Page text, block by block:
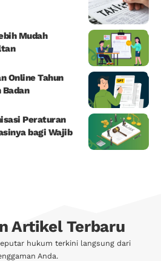
Mudah
Online Tahun
Peraturan
bagi Wajib
Artikel Terbaru
hukum terkini langsung dari
Anda.